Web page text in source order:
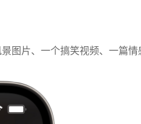
片、一个搞笑视频、一篇情